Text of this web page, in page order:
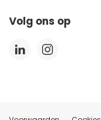
Volg ons op